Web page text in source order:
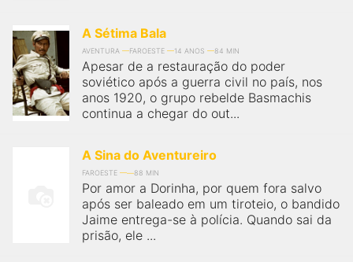
A Sétima Bala
AVENTURA FAROESTE 14 ANOS 84 MIN
Apesar de a restauração do poder
soviético após a guerra civil no país, nos
anos 1920, o grupo rebelde Basmachis
continua a chegar do out...
A Sina do Aventureiro
FAROESTE 88 MIN
Por amor a Dorinha, por quem fora salvo
após ser baleado em um tiroteio, o bandido
Jaime entrega-se à polícia. Quando sai da
prisão, ele ...